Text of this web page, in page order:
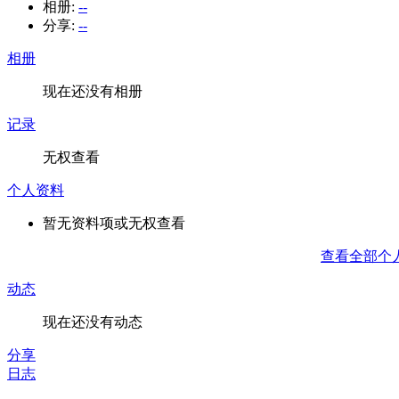
相册: --
分享: --
相册
现在还没有相册
记录
无权查看
个人资料
暂无资料项或无权查看
查看全部个
动态
现在还没有动态
分享
日志